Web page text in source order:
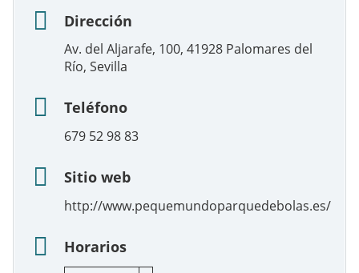
Dirección
Av. del Aljarafe, 100, 41928 Palomares del
Río, Sevilla
Teléfono
679 52 98 83
Sitio web
http://www.pequemundoparquedebolas.es/
Horarios